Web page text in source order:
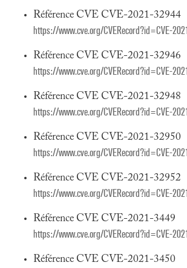
Référence CVE CVE-2021-32944
https://www.cve.org/CVERecord?id=CVE-
Référence CVE CVE-2021-32946
https://www.cve.org/CVERecord?id=CVE-
Référence CVE CVE-2021-32948
https://www.cve.org/CVERecord?id=CVE-
Référence CVE CVE-2021-32950
https://www.cve.org/CVERecord?id=CVE-
Référence CVE CVE-2021-32952
https://www.cve.org/CVERecord?id=CVE-
Référence CVE CVE-2021-3449
https://www.cve.org/CVERecord?id=CVE-
Référence CVE CVE-2021-3450